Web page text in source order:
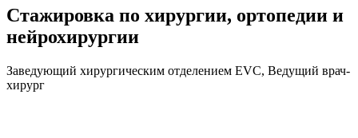
Стажировка по хирургии, ортопедии и
нейрохирургии
Заведующий хирургическим отделением EVC, Ведущий врач-
хирург